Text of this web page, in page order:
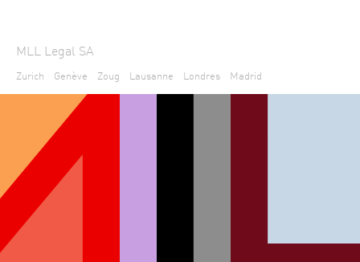
MLL Legal SA
Zurich Genève Zoug Lausanne Londres Madrid